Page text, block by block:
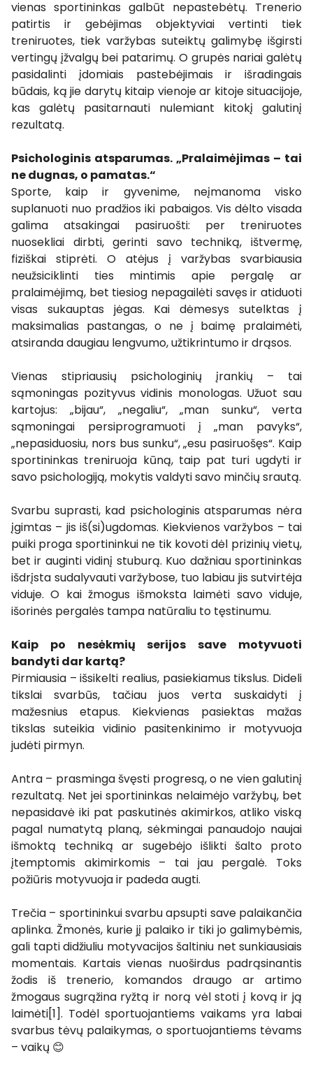
vienas sportininkas galbūt nepastebėtų. Trenerio
patirtis ir gebėjimas objektyviai vertinti tiek
treniruotes, tiek varžybas suteiktų galimybę išgirsti
vertingų įžvalgų bei patarimų. O grupės nariai galėtų
pasidalinti įdomiais pastebėjimais ir išradingais
būdais, ką jie darytų kitaip vienoje ar kitoje situacijoje,
kas galėtų pasitarnauti nulemiant kitokį galutinį
rezultatą.
Psichologinis atsparumas. „Pralaimėjimas – tai
ne dugnas, o pamatas.“
Sporte, kaip ir gyvenime, neįmanoma visko
suplanuoti nuo pradžios iki pabaigos. Vis dėlto visada
galima atsakingai pasiruošti: per treniruotes
nuosekliai dirbti, gerinti savo techniką, ištvermę,
fiziškai stiprėti. O atėjus į varžybas svarbiausia
neužsiciklinti ties mintimis apie pergalę ar
pralaimėjimą, bet tiesiog nepagailėti savęs ir atiduoti
visas sukauptas jėgas. Kai dėmesys sutelktas į
maksimalias pastangas, o ne į baimę pralaimėti,
atsiranda daugiau lengvumo, užtikrintumo ir drąsos.
Vienas stipriausių psichologinių įrankių – tai
sąmoningas pozityvus vidinis monologas. Užuot sau
kartojus: „bijau“, „negaliu“, „man sunku“, verta
sąmoningai persiprogramuoti į „man pavyks“,
„nepasiduosiu, nors bus sunku“, „esu pasiruošęs“. Kaip
sportininkas treniruoja kūną, taip pat turi ugdyti ir
savo psichologiją, mokytis valdyti savo minčių srautą.
Svarbu suprasti, kad psichologinis atsparumas nėra
įgimtas – jis iš(si)ugdomas. Kiekvienos varžybos – tai
puiki proga sportininkui ne tik kovoti dėl prizinių vietų,
bet ir auginti vidinį stuburą. Kuo dažniau sportininkas
išdrįsta sudalyvauti varžybose, tuo labiau jis sutvirtėja
viduje. O kai žmogus išmoksta laimėti savo viduje,
išorinės pergalės tampa natūraliu to tęstinumu.
Kaip po nesėkmių serijos save motyvuoti
bandyti dar kartą?
Pirmiausia – išsikelti realius, pasiekiamus tikslus. Dideli
tikslai svarbūs, tačiau juos verta suskaidyti į
mažesnius etapus. Kiekvienas pasiektas mažas
tikslas suteikia vidinio pasitenkinimo ir motyvuoja
judėti pirmyn.
Antra – prasminga švęsti progresą, o ne vien galutinį
rezultatą. Net jei sportininkas nelaimėjo varžybų, bet
nepasidavė iki pat paskutinės akimirkos, atliko viską
pagal numatytą planą, sėkmingai panaudojo naujai
išmoktą techniką ar sugebėjo išlikti šalto proto
įtemptomis akimirkomis – tai jau pergalė. Toks
požiūris motyvuoja ir padeda augti.
Trečia – sportininkui svarbu apsupti save palaikančia
aplinka. Žmonės, kurie jį palaiko ir tiki jo galimybėmis,
gali tapti didžiuliu motyvacijos šaltiniu net sunkiausiais
momentais. Kartais vienas nuoširdus padrąsinantis
žodis iš trenerio, komandos draugo ar artimo
žmogaus sugrąžina ryžtą ir norą vėl stoti į kovą ir ją
laimėti[1]. Todėl sportuojantiems vaikams yra labai
svarbus tėvų palaikymas, o sportuojantiems tėvams
– vaikų 😊